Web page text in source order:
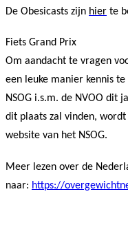
De Obesicasts zijn hier te
Fiets Grand Prix
Om aandacht te vragen
een leuke manier kennis
NSOG i.s.m. de NVOO dit
dit plaats zal vinden,
website van het NSOG.
Meer lezen over de
naar: https://